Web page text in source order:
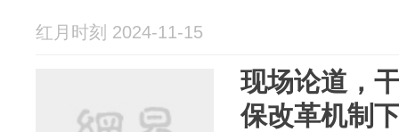
红月时刻 2024-11-15
现场论道，
保改革机制